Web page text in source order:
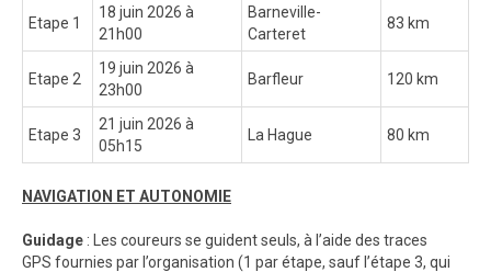
Etape 1
18 juin 2026 à
21h00
Barneville-
Carteret
83 km
Etape 2
19 juin 2026 à
23h00
Barfleur 120 km
Etape 3
21 juin 2026 à
05h15
La Hague 80 km
NAVIGATION ET AUTONOMIE
Guidage : Les coureurs se guident seuls, à l’aide des traces
GPS fournies par l’organisation (1 par étape, sauf l’étape 3, qui